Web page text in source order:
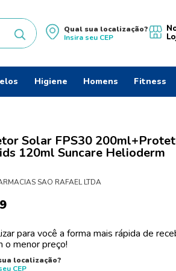
Qual sua localização?
Insira seu CEP
Higiene Homens Fitness
Solar FPS30
120ml Suncare Helioderm
SAO RAFAEL LTDA
para você a forma mais rápida de
o menor preço!
localização?
CEP